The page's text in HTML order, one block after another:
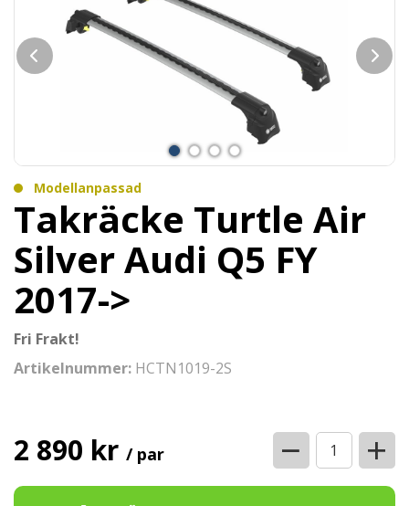
Modellanpassad
Takräcke Turtle Air
Silver Audi Q5 FY
2017->
Fri Frakt!
Artikelnummer: HCTN1019-2S
2 890 kr / par − +